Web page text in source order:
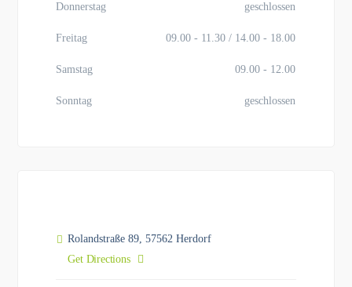
Donnerstag geschlossen
Freitag 09.00 - 11.30 / 14.00 - 18.00
Samstag 09.00 - 12.00
Sonntag geschlossen
Rolandstraße 89, 57562 Herdorf
Get Directions